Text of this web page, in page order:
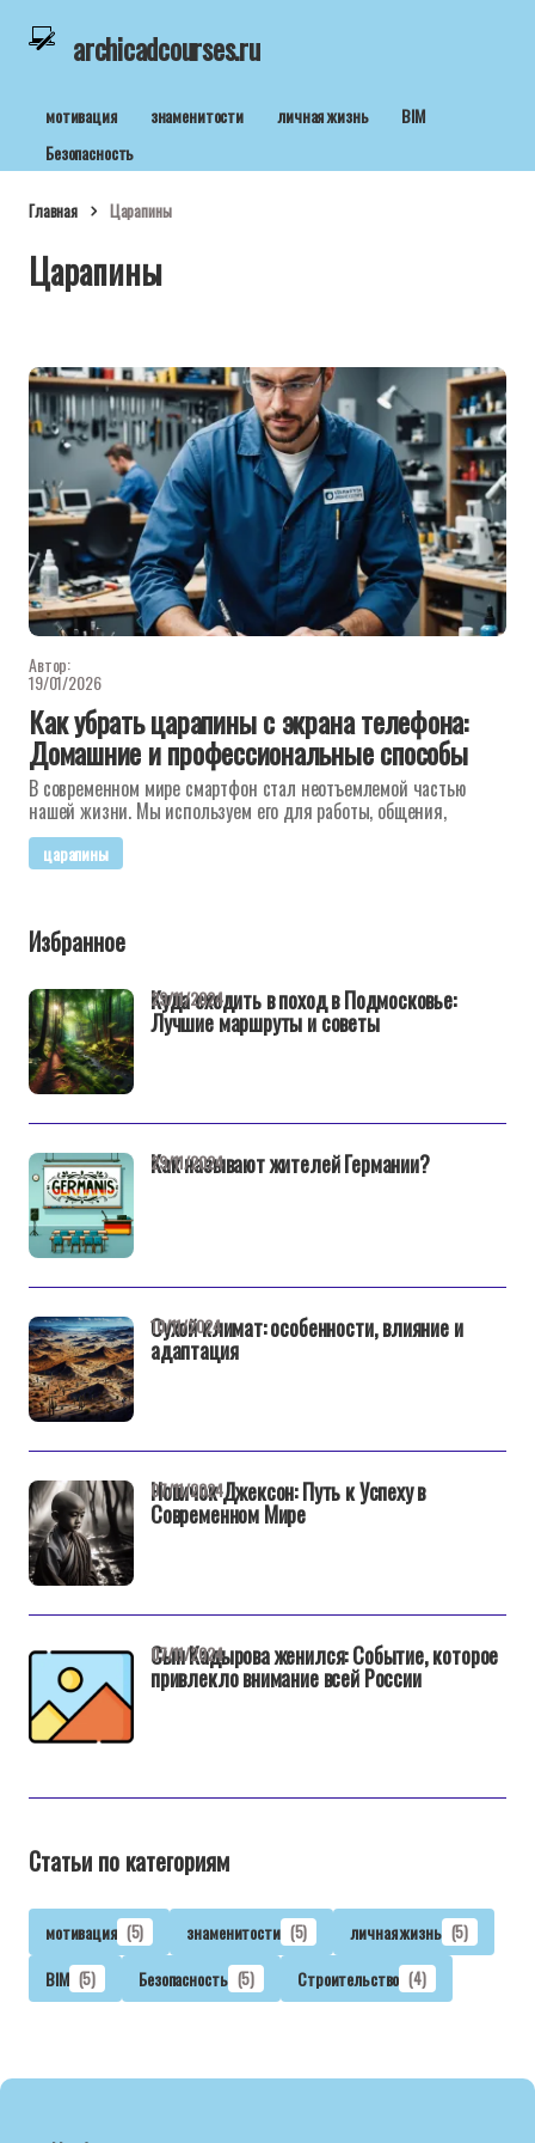
archicadcourses.ru
мотивация знаменитости личная жизнь
BIM
Безопасность
Главная Царапины
Царапины
Автор:
19/01/2026
Как убрать царапины с экрана телефона:
Домашние и профессиональные способы
В современном мире смартфон стал неотъемлемой частью
нашей жизни. Мы используем его для работы, общения,
царапины
Избранное
Куда сходить в поход в Подмосковье:
Лучшие маршруты и советы
29/11/2024
Как называют жителей Германии?
29/11/2024
Сухой климат: особенности, влияние и
адаптация
10/11/2024
Новичок Джексон: Путь к Успеху в
Современном Мире
07/11/2024
Сын Кадырова женился: Событие, которое
привлекло внимание всей России
07/11/2024
Статьи по категориям
мотивация (5) знаменитости (5) личная жизнь (5)
BIM (5) Безопасность (5) Строительство (4)